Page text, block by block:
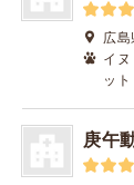
広
イ
ッ
庚午